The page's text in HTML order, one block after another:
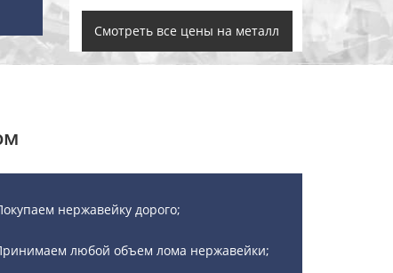
Смотреть все цены на металл
нержавейку дорого;
любой объем лома нержавейки;